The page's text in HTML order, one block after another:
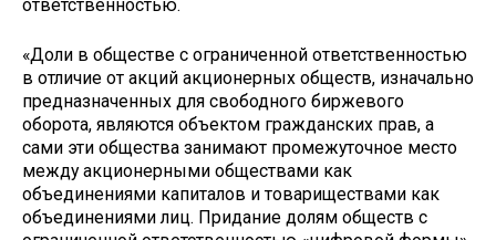
ответственностью.
«Доли в обществе с ограниченной ответственностью
в отличие от акций акционерных обществ, изначально
предназначенных для свободного биржевого
оборота, являются объектом гражданских прав, а
сами эти общества занимают промежуточное место
между акционерными обществами как
объединениями капиталов и товариществами как
объединениями лиц. Придание долям обществ с